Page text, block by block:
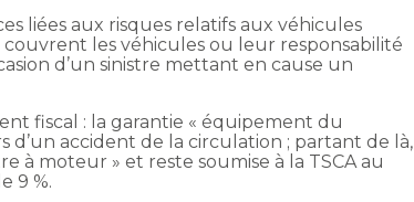
liées aux risques relatifs aux véhicules
les véhicules ou leur responsabilité
d’un sinistre mettant en cause un
fiscal : la garantie « équipement du
accident de la circulation ; partant de là,
à moteur » et reste soumise à la TSCA au
9 %.